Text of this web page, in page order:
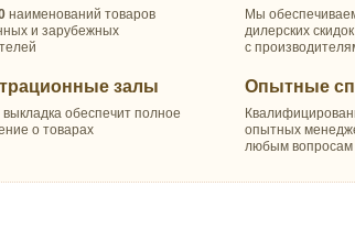
наименований товаров
и зарубежных
залы
обеспечит полное
о товарах
Мы
дилерских
с
Опытные
опытных
любым вопросам